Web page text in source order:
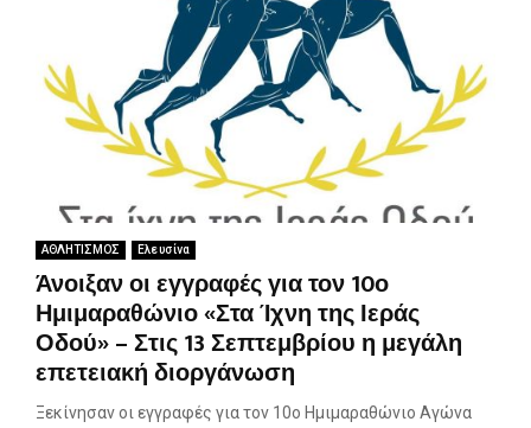
ΑΘΛΗΤΙΣΜΟΣ Ελευσίνα
Άνοιξαν οι εγγραφές για τον 10ο
Ημιμαραθώνιο «Στα Ίχνη της Ιεράς
Οδού» – Στις 13 Σεπτεμβρίου η μεγάλη
επετειακή διοργάνωση
Ξεκίνησαν οι εγγραφές για τον 10ο Ημιμαραθώνιο Αγώνα